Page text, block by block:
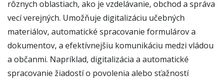
rôznych oblastiach, ako je vzdelávanie, obchod a správa
vecí verejných. Umožňuje digitalizáciu učebných
materiálov, automatické spracovanie formulárov a
dokumentov, a efektívnejšiu komunikáciu medzi vládou
a občanmi. Napríklad, digitalizácia a automatické
spracovanie žiadostí o povolenia alebo sťažností